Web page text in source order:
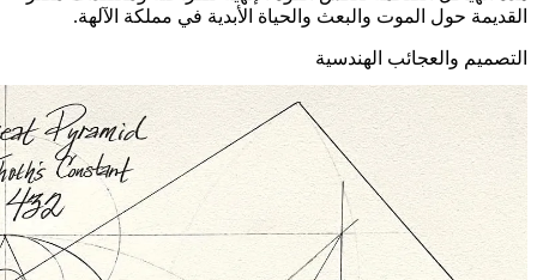
القديمة حول الموت والبعث والحياة الأبدية في مملكة الآلهة.
التصميم والعجائب الهندسية